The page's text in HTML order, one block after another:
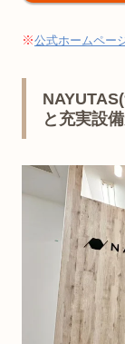
※公式ホームペー
と充実設